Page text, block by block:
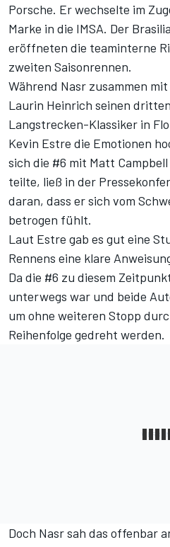
Porsche. Er wechselte im
Marke in die IMSA. Der
eröffneten die teaminterne
zweiten Saisonrennen.
Während Nasr zusammen
Laurin Heinrich seinen
Langstrecken-Klassiker in
Kevin Estre die Emotionen
sich die #6 mit Matt
teilte, ließ in der
daran, dass er sich vom
betrogen fühlt.
Laut Estre gab es gut eine
Rennens eine klare
Da die #6 zu diesem
unterwegs war und beide
um ohne weiteren Stopp
Reihenfolge gedreht werden.
Doch Nasr sah das offenbar